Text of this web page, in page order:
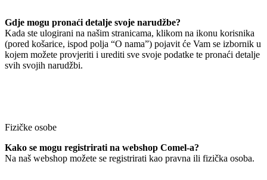
Gdje mogu pronaći detalje svoje narudžbe?
Kada ste ulogirani na našim stranicama, klikom na ikonu korisnika
(pored košarice, ispod polja “O nama”) pojavit će Vam se izbornik u
kojem možete provjeriti i urediti sve svoje podatke te pronaći detalje
svih svojih narudžbi.
Fizičke osobe
Kako se mogu registrirati na webshop Comel-a?
Na naš webshop možete se registrirati kao pravna ili fizička osoba.